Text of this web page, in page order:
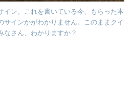
イン。これを書いている今、もらった本
サインかがわかりません。このままクイ
なさん、わかりますか？